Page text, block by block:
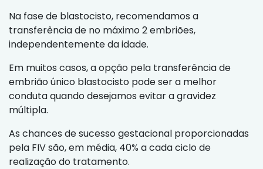
Na fase de blastocisto, recomendamos a
transferência de no máximo 2 embriões,
independentemente da idade.
Em muitos casos, a opção pela transferência de
embrião único blastocisto pode ser a melhor
conduta quando desejamos evitar a gravidez
múltipla.
As chances de sucesso gestacional proporcionadas
pela FIV são, em média, 40% a cada ciclo de
realização do tratamento.